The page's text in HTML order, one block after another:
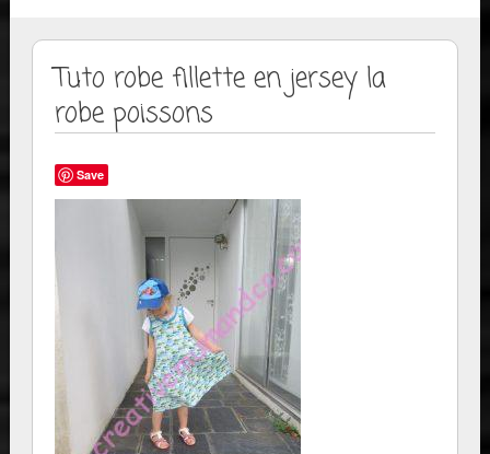
Tuto robe fillette en jersey la
robe poissons
Save